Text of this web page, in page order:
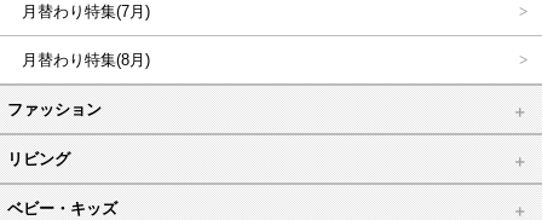
月替わり特集(7月)
月替わり特集(8月)
ファッション
リビング
ベビー・キッズ